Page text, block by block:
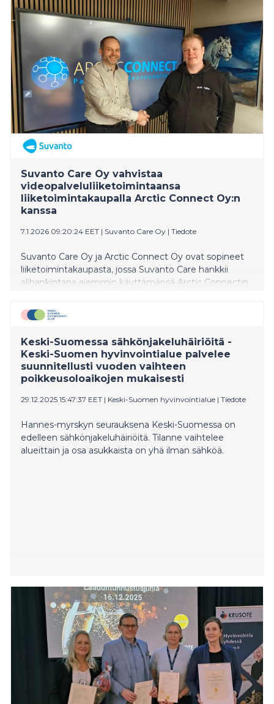
Suvanto Care Oy vahvistaa
videopalveluliiketoimintaansa
liiketoimintakaupalla Arctic Connect Oy:n
kanssa
7.1.2026 09:20:24 EET | Suvanto Care Oy | Tiedote
Suvanto Care Oy ja Arctic Connect Oy ovat sopineet
liiketoimintakaupasta, jossa Suvanto Care hankkii
alihankintana aiemmin käyttämänsä Arctic Connectin
Keski-Suomessa sähkönjakeluhäiriöitä -
Keski-Suomen hyvinvointialue palvelee
suunnitellusti vuoden vaihteen
poikkeusoloaikojen mukaisesti
29.12.2025 15:47:37 EET | Keski-Suomen hyvinvointialue | Tiedote
Hannes-myrskyn seurauksena Keski-Suomessa on
edelleen sähkönjakeluhäiriöitä. Tilanne vaihtelee
alueittain ja osa asukkaista on yhä ilman sähköä.